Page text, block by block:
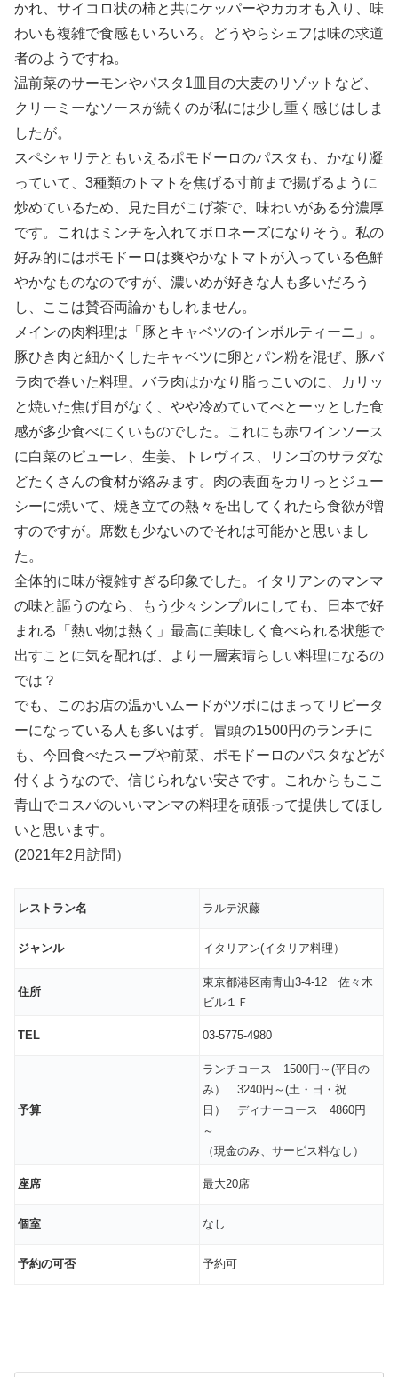
かれ、サイコロ状の柿と共にケッパーやカカオも入り、味
わいも複雑で食感もいろいろ。どうやらシェフは味の求道
者のようですね。
温前菜のサーモンやパスタ1皿目の大麦のリゾットなど、
クリーミーなソースが続くのが私には少し重く感じはしま
したが。
スペシャリテともいえるポモドーロのパスタも、かなり凝
っていて、3種類のトマトを焦げる寸前まで揚げるように
炒めているため、見た目がこげ茶で、味わいがある分濃厚
です。これはミンチを入れてボロネーズになりそう。私の
好み的にはポモドーロは爽やかなトマトが入っている色鮮
やかなものなのですが、濃いめが好きな人も多いだろう
し、ここは賛否両論かもしれません。
メインの肉料理は「豚とキャベツのインボルティーニ」。
豚ひき肉と細かくしたキャベツに卵とパン粉を混ぜ、豚バ
ラ肉で巻いた料理。バラ肉はかなり脂っこいのに、カリッ
と焼いた焦げ目がなく、やや冷めていてべとーッとした食
感が多少食べにくいものでした。これにも赤ワインソース
に白菜のピューレ、生姜、トレヴィス、リンゴのサラダな
どたくさんの食材が絡みます。肉の表面をカリっとジュー
シーに焼いて、焼き立ての熱々を出してくれたら食欲が増
すのですが。席数も少ないのでそれは可能かと思いまし
た。
全体的に味が複雑すぎる印象でした。イタリアンのマンマ
の味と謳うのなら、もう少々シンプルにしても、日本で好
まれる「熱い物は熱く」最高に美味しく食べられる状態で
出すことに気を配れば、より一層素晴らしい料理になるの
では？
でも、このお店の温かいムードがツボにはまってリピータ
ーになっている人も多いはず。冒頭の1500円のランチに
も、今回食べたスープや前菜、ポモドーロのパスタなどが
付くようなので、信じられない安さです。これからもここ
青山でコスパのいいマンマの料理を頑張って提供してほし
いと思います。
(2021年2月訪問）
レストラン名 ラルテ沢藤
ジャンル イタリアン(イタリア料理）
住所
東京都港区南青山3-4-12 佐々木
ビル１Ｆ
TEL 03-5775-4980
予算
ランチコース 1500円～(平日の
み） 3240円～(土・日・祝
日） ディナーコース 4860円
～
（現金のみ、サービス料なし）
座席 最大20席
個室 なし
予約の可否 予約可